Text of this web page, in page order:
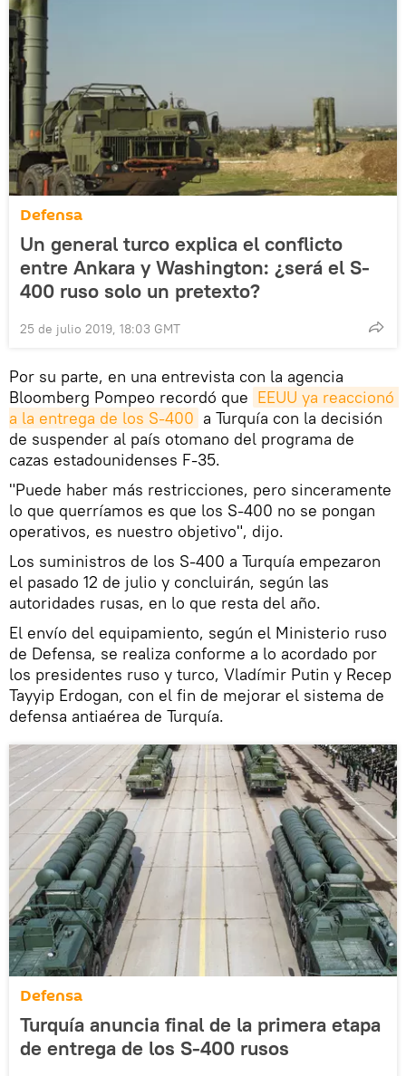
Defensa
Un general turco explica el conflicto
entre Ankara y Washington: ¿será el S-
400 ruso solo un pretexto?
25 de julio 2019, 18:03 GMT
Por su parte, en una entrevista con la agencia
Bloomberg Pompeo recordó que EEUU ya reaccionó
a la entrega de los S-400 a Turquía con la decisión
de suspender al país otomano del programa de
cazas estadounidenses F-35.
"Puede haber más restricciones, pero sinceramente
lo que querríamos es que los S-400 no se pongan
operativos, es nuestro objetivo", dijo.
Los suministros de los S-400 a Turquía empezaron
el pasado 12 de julio y concluirán, según las
autoridades rusas, en lo que resta del año.
El envío del equipamiento, según el Ministerio ruso
de Defensa, se realiza conforme a lo acordado por
los presidentes ruso y turco, Vladímir Putin y Recep
Tayyip Erdogan, con el fin de mejorar el sistema de
defensa antiaérea de Turquía.
Defensa
Turquía anuncia final de la primera etapa
de entrega de los S-400 rusos